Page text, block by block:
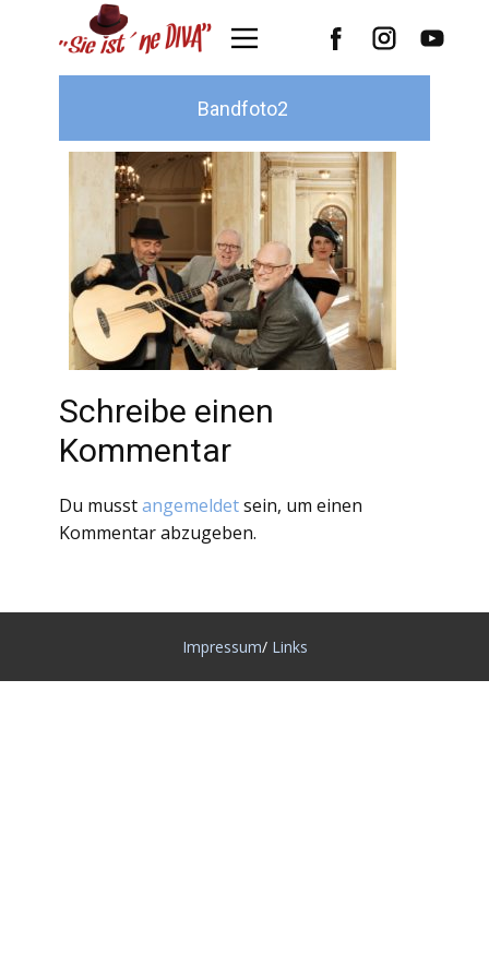
Bandfoto2
Schreibe einen
Kommentar
Du musstangemeldetsein, um einen
Kommentar abzugeben.
Impressum/ Links